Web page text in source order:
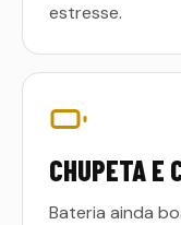
estresse.
CHUPETA E
Bateria ainda